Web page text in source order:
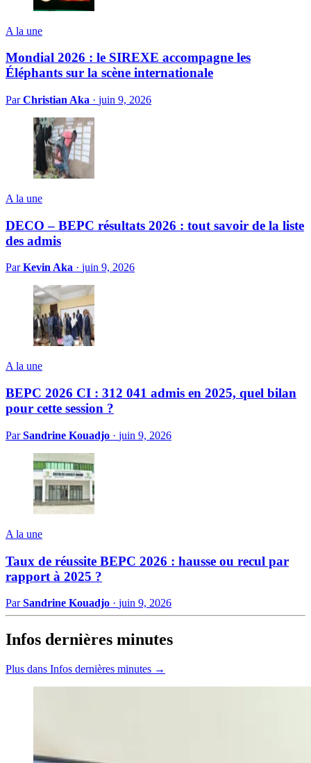
A la une
Mondial 2026 : le SIREXE accompagne les
Éléphants sur la scène internationale
ParChristian Aka · juin 9, 2026
A la une
DECO – BEPC résultats 2026 : tout savoir de la liste
des admis
ParKevin Aka · juin 9, 2026
A la une
BEPC 2026 CI : 312 041 admis en 2025, quel bilan
pour cette session ?
ParSandrine Kouadjo · juin 9, 2026
A la une
Taux de réussite BEPC 2026 : hausse ou recul par
rapport à 2025 ?
ParSandrine Kouadjo · juin 9, 2026
Infos dernières minutes
Plus dans Infos dernières minutes →